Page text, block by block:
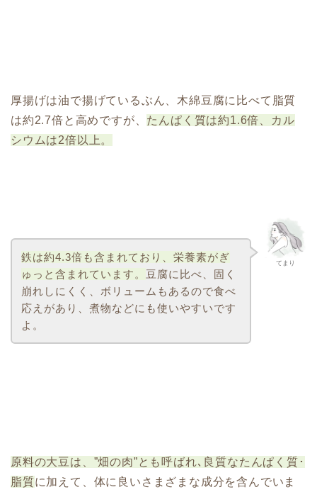
厚揚げは油で揚げているぶん、木綿豆腐に比べて脂質
は約2.7倍と高めですが、 たんぱく質は約1.6倍、カル
シウムは2倍以上。
てまり
鉄は約4.3倍も含まれており、栄養素がぎ
ゅっと含まれています。 豆腐に比べ、固く
崩れしにくく、ボリュームもあるので食べ
応えがあり、煮物などにも使いやすいです
よ。
原料の大豆は、”畑の肉”とも呼ばれ､良質なたんぱく質･
脂質に加えて、体に良いさまざまな成分を含んでいま